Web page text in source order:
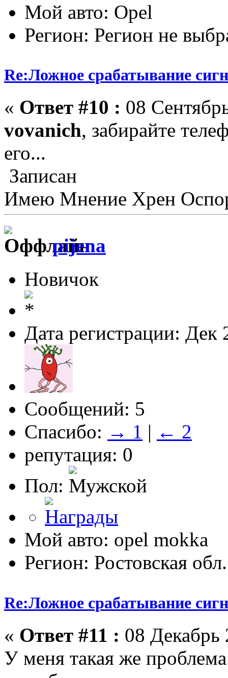
Мой авто: Opel
Регион: Регион не
Re:Ложное срабатывание
« Ответ #10 : 08
vovanich, забирайте
его...
Записан
Имею Мнение Хрен
pijena
Новичок
Дата регистрации: Дек
Сообщений: 5
Спасибо: → 1 | ← 2
репутация: 0
Пол:
Мой авто: opel mokka
Регион: Ростовская обл.
Re:Ложное срабатывание
« Ответ #11 : 08 Декабрь
У меня такая же